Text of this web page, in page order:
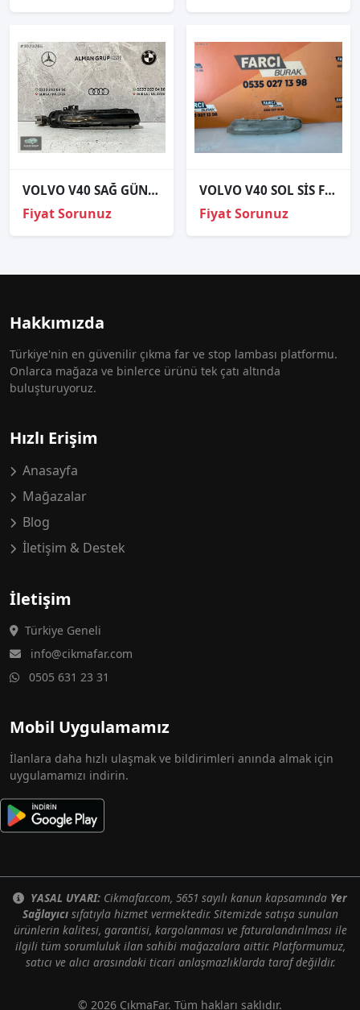
VOLVO V40 SAĞ GÜNDÜZ LEDİ 31290579 (2 Fişli)
Fiyat Sorunuz
VOLVO V40 SOL SİS FARI GÜNDÜZ SİNYAL ORJİNAL 31290580
Fiyat Sorunuz
Hakkımızda
Türkiye'nin en güvenilir çıkma far ve stop lambası platformu.
Onlarca mağaza ve binlerce ürünü tek çatı altında
buluşturuyoruz.
Hızlı Erişim
Anasayfa
Mağazalar
Blog
İletişim & Destek
İletişim
Türkiye Geneli
info@cikmafar.com
0505 631 23 31
Mobil Uygulamamız
İlanlara daha hızlı ulaşmak ve bildirimleri anında almak için
uygulamamızı indirin.
YASAL UYARI: Cikmafar.com, 5651 sayılı kanun kapsamında Yer
Sağlayıcısıfatıyla hizmet vermektedir. Sitemizde satışa sunulan
ürünlerin kalitesi, garantisi, kargolanması ve faturalandırılması ile
ilgili tüm sorumluluk ilan sahibi mağazalara aittir. Platformumuz,
satıcı ve alıcı arasındaki ticari anlaşmazlıklarda taraf değildir.
© 2026 ÇıkmaFar. Tüm hakları saklıdır.